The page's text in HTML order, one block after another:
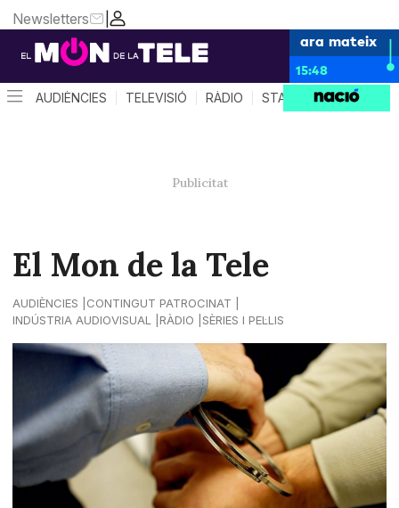
|
Newsletters
ara mateix
15:48
AUDIÈNCIES TELEVISIÓ RÀDIO STAR SYSTEM
El Mon de la Tele
AUDIÈNCIES
CONTINGUT PATROCINAT
INDÚSTRIA AUDIOVISUAL
RÀDIO SÈRIES I PEL·LIS